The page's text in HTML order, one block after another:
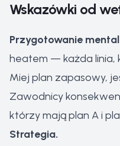
Wskazówki od
Przygotowanie
heatem — każda linia,
Miej plan zapasowy,
Zawodnicy
którzy mają plan A i
Strategia.